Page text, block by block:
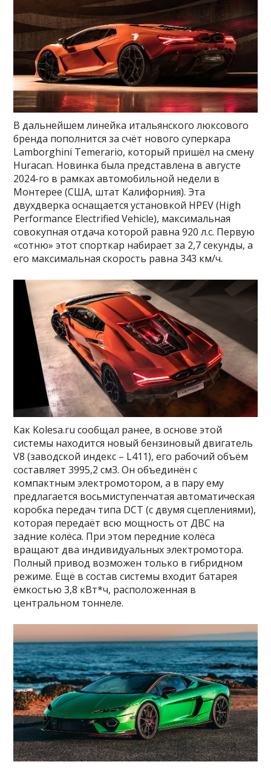
В дальнейшем линейка итальянского люксового
бренда пополнится за счёт нового суперкара
Lamborghini Temerario, который пришёл на смену
Huracan. Новинка была представлена в августе
2024-го в рамках автомобильной недели в
Монтерее (США, штат Калифорния). Эта
двухдверка оснащается установкой HPEV (High
Performance Electrified Vehicle), максимальная
совокупная отдача которой равна 920 л.с. Первую
«сотню» этот спорткар набирает за 2,7 секунды, а
его максимальная скорость равна 343 км/ч.
Как Kolesa.ru сообщал ранее, в основе этой
системы находится новый бензиновый двигатель
V8 (заводской индекс – L411), его рабочий объём
составляет 3995,2 см3. Он объединён с
компактным электромотором, а в пару ему
предлагается восьмиступенчатая автоматическая
коробка передач типа DCT (с двумя сцеплениями),
которая передаёт всю мощность от ДВС на
задние колёса. При этом передние колёса
вращают два индивидуальных электромотора.
Полный привод возможен только в гибридном
режиме. Ещё в состав системы входит батарея
ёмкостью 3,8 кВт*ч, расположенная в
центральном тоннеле.